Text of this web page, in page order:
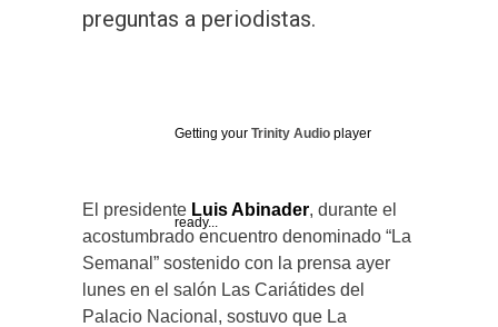
preguntas a periodistas.
Getting your Trinity Audio player
ready...
El presidente Luis Abinader, durante el
acostumbrado encuentro denominado “La
Semanal” sostenido con la prensa ayer
lunes en el salón Las Cariátides del
Palacio Nacional, sostuvo que La